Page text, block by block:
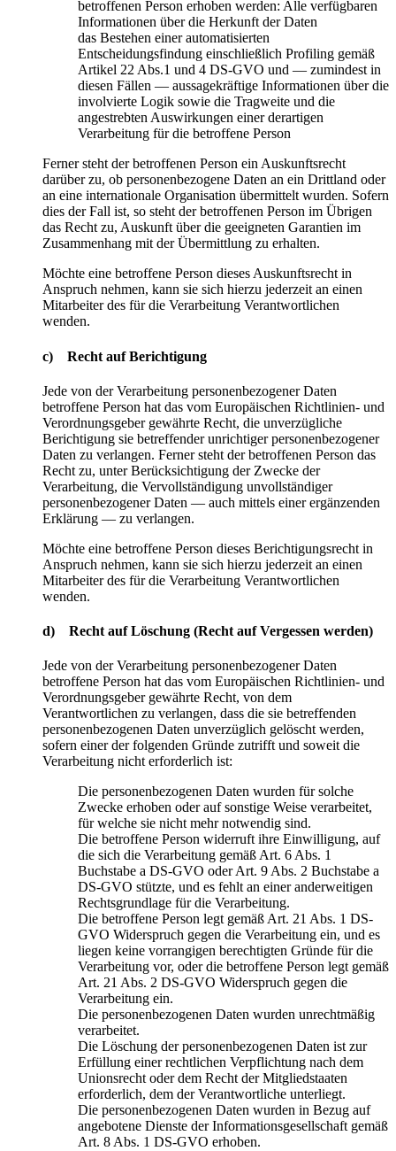
betroffenen Person erhoben werden: Alle verfügbaren
Informationen über die Herkunft der Daten
das Bestehen einer automatisierten
Entscheidungsfindung einschließlich Profiling gemäß
Artikel 22 Abs.1 und 4 DS-GVO und — zumindest in
diesen Fällen — aussagekräftige Informationen über die
involvierte Logik sowie die Tragweite und die
angestrebten Auswirkungen einer derartigen
Verarbeitung für die betroffene Person
Ferner steht der betroffenen Person ein Auskunftsrecht
darüber zu, ob personenbezogene Daten an ein Drittland oder
an eine internationale Organisation übermittelt wurden. Sofern
dies der Fall ist, so steht der betroffenen Person im Übrigen
das Recht zu, Auskunft über die geeigneten Garantien im
Zusammenhang mit der Übermittlung zu erhalten.
Möchte eine betroffene Person dieses Auskunftsrecht in
Anspruch nehmen, kann sie sich hierzu jederzeit an einen
Mitarbeiter des für die Verarbeitung Verantwortlichen
wenden.
c) Recht auf Berichtigung
Jede von der Verarbeitung personenbezogener Daten
betroffene Person hat das vom Europäischen Richtlinien- und
Verordnungsgeber gewährte Recht, die unverzügliche
Berichtigung sie betreffender unrichtiger personenbezogener
Daten zu verlangen. Ferner steht der betroffenen Person das
Recht zu, unter Berücksichtigung der Zwecke der
Verarbeitung, die Vervollständigung unvollständiger
personenbezogener Daten — auch mittels einer ergänzenden
Erklärung — zu verlangen.
Möchte eine betroffene Person dieses Berichtigungsrecht in
Anspruch nehmen, kann sie sich hierzu jederzeit an einen
Mitarbeiter des für die Verarbeitung Verantwortlichen
wenden.
d) Recht auf Löschung (Recht auf Vergessen werden)
Jede von der Verarbeitung personenbezogener Daten
betroffene Person hat das vom Europäischen Richtlinien- und
Verordnungsgeber gewährte Recht, von dem
Verantwortlichen zu verlangen, dass die sie betreffenden
personenbezogenen Daten unverzüglich gelöscht werden,
sofern einer der folgenden Gründe zutrifft und soweit die
Verarbeitung nicht erforderlich ist:
Die personenbezogenen Daten wurden für solche
Zwecke erhoben oder auf sonstige Weise verarbeitet,
für welche sie nicht mehr notwendig sind.
Die betroffene Person widerruft ihre Einwilligung, auf
die sich die Verarbeitung gemäß Art. 6 Abs. 1
Buchstabe a DS-GVO oder Art. 9 Abs. 2 Buchstabe a
DS-GVO stützte, und es fehlt an einer anderweitigen
Rechtsgrundlage für die Verarbeitung.
Die betroffene Person legt gemäß Art. 21 Abs. 1 DS-
GVO Widerspruch gegen die Verarbeitung ein, und es
liegen keine vorrangigen berechtigten Gründe für die
Verarbeitung vor, oder die betroffene Person legt gemäß
Art. 21 Abs. 2 DS-GVO Widerspruch gegen die
Verarbeitung ein.
Die personenbezogenen Daten wurden unrechtmäßig
verarbeitet.
Die Löschung der personenbezogenen Daten ist zur
Erfüllung einer rechtlichen Verpflichtung nach dem
Unionsrecht oder dem Recht der Mitgliedstaaten
erforderlich, dem der Verantwortliche unterliegt.
Die personenbezogenen Daten wurden in Bezug auf
angebotene Dienste der Informationsgesellschaft gemäß
Art. 8 Abs. 1 DS-GVO erhoben.